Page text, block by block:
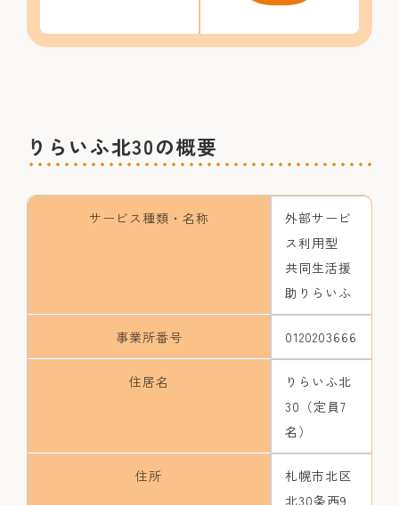
りらいふ北30の概要
サービス種類・名称
外部サービ
ス利用型
共同生活援
助りらいふ
事業所番号 0120203666
住居名
りらいふ北
30（定員7
名）
住所
札幌市北区
北30条西9